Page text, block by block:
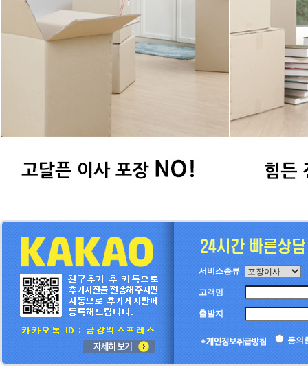
서비스종류
고객명
출발지
동의